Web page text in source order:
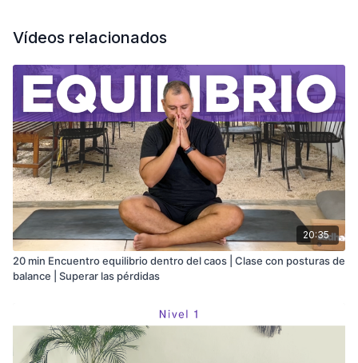
Vídeos relacionados
20:35
20 min Encuentro equilibrio dentro del caos | Clase con posturas de
balance | Superar las pérdidas